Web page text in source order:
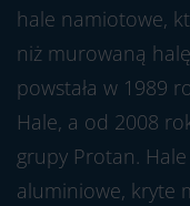
hale namiotowe,
niż murowaną
powstała w 1989
Hale, a od 2008
grupy Protan.
aluminiowe, kryte